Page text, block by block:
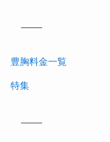
豊胸料金一覧
特集